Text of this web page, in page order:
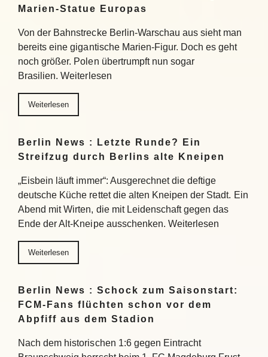
Marien-Statue Europas
Von der Bahnstrecke Berlin-Warschau aus sieht man
bereits eine gigantische Marien-Figur. Doch es geht
noch größer. Polen übertrumpft nun sogar
Brasilien. Weiterlesen
Weiterlesen
Berlin News : Letzte Runde? Ein
Streifzug durch Berlins alte Kneipen
„Eisbein läuft immer“: Ausgerechnet die deftige
deutsche Küche rettet die alten Kneipen der Stadt. Ein
Abend mit Wirten, die mit Leidenschaft gegen das
Ende der Alt-Kneipe ausschenken. Weiterlesen
Weiterlesen
Berlin News : Schock zum Saisonstart:
FCM-Fans flüchten schon vor dem
Abpfiff aus dem Stadion
Nach dem historischen 1:6 gegen Eintracht